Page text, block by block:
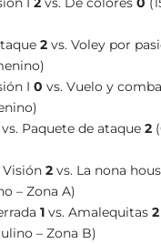
2 vs. Voley por
I0 vs. Vuelo y
vs. Paquete de ataque2
Visión2 vs. La nona
– Zona A)
1 vs. Amalequitas2
– Zona B)